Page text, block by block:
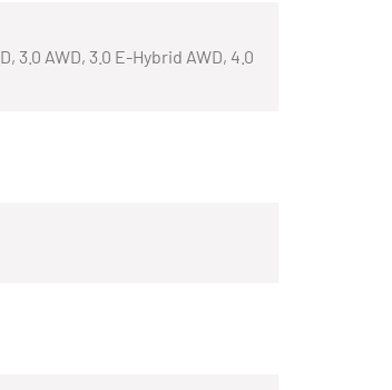
3.0 AWD, 3.0 E-Hybrid AWD, 4.0